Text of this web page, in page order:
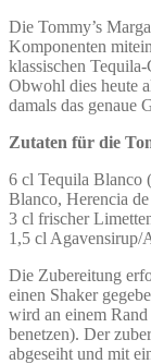
Die Tommy’s
Komponenten
klassischen
Obwohl dies heute
damals das genaue
Zutaten für die
6 cl Tequila Blanco
Blanco, Herencia
3 cl frischer
1,5 cl Agavensirup/
Die Zubereitung
einen Shaker
wird an einem
benetzen). Der
abgeseiht und mit